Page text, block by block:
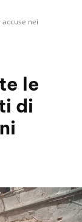
nei
le
di